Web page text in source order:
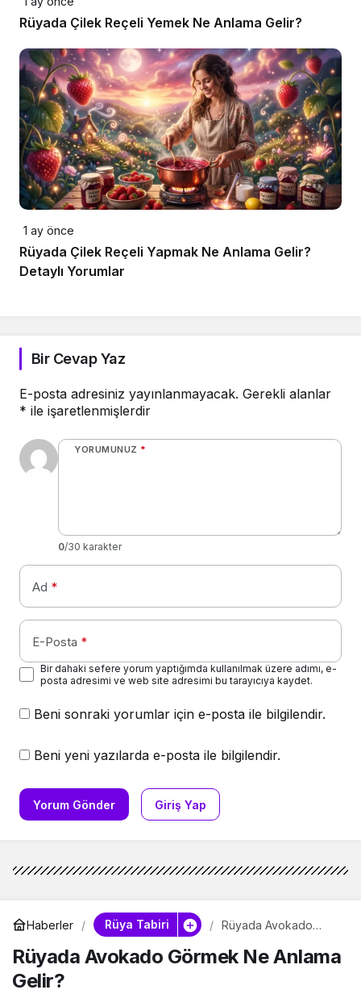
Rüyada Çilek Reçeli Yemek Ne Anlama Gelir?
1 ay önce
Rüyada Çilek Reçeli Yapmak Ne Anlama Gelir?
Detaylı Yorumlar
Bir Cevap Yaz
E-posta adresiniz yayınlanmayacak. Gerekli alanlar
* ile işaretlenmişlerdir
YORUMUNUZ *
0/30 karakter
Ad *
E-Posta *
Bir dahaki sefere yorum yaptığımda kullanılmak üzere adımı, e-
posta adresimi ve web site adresimi bu tarayıcıya kaydet.
Beni sonraki yorumlar için e-posta ile bilgilendir.
Beni yeni yazılarda e-posta ile bilgilendir.
Yorum Gönder Giriş Yap
Haberler Rüya Tabiri
Rüyada Avokado
Gelir?
Rüyada Avokado Görmek Ne Anlama
Gelir?